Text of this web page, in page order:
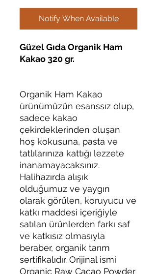
Notify When Available
Güzel Gıda Organik Ham
Kakao 320 gr.
Organik Ham Kakao
ürünümüzün esanssız olup,
sadece kakao
çekirdeklerinden oluşan
hoş kokusuna, pasta ve
tatlılarınıza kattığı lezzete
inanamayacaksınız.
Halihazırda alışık
olduğumuz ve yaygın
olarak görülen, koruyucu ve
katkı maddesi içeriğiyle
satılan ürünlerden farkı saf
ve katkısız olmasıyla
beraber, organik tarım
sertifikalıdır. Orijinal ismi
Organic Raw Cacao Powder